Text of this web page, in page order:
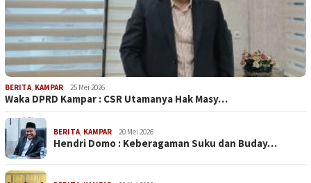
BERITA, KAMPAR 25 Mei 2026
Waka DPRD Kampar : CSR Utamanya Hak Masy…
BERITA, KAMPAR 20 Mei 2026
Hendri Domo : Keberagaman Suku dan Buday…